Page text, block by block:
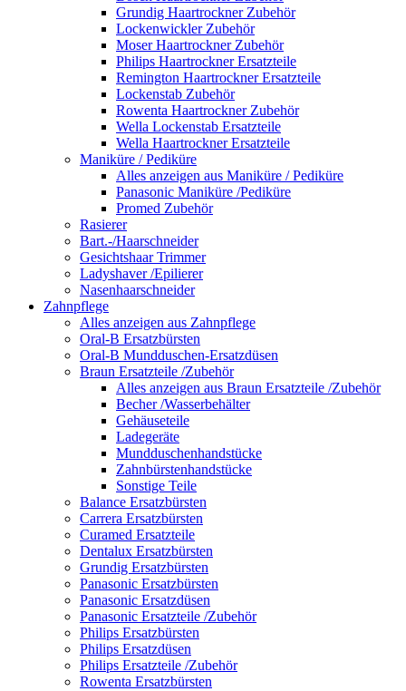
Grundig Haartrockner Zubehör
Lockenwickler Zubehör
Moser Haartrockner Zubehör
Philips Haartrockner Ersatzteile
Remington Haartrockner Ersatzteile
Lockenstab Zubehör
Rowenta Haartrockner Zubehör
Wella Lockenstab Ersatzteile
Wella Haartrockner Ersatzteile
Maniküre / Pediküre
Alles anzeigen aus Maniküre / Pediküre
Panasonic Maniküre /Pediküre
Promed Zubehör
Rasierer
Bart.-/Haarschneider
Gesichtshaar Trimmer
Ladyshaver /Epilierer
Nasenhaarschneider
Zahnpflege
Alles anzeigen aus Zahnpflege
Oral-B Ersatzbürsten
Oral-B Mundduschen-Ersatzdüsen
Braun Ersatzteile /Zubehör
Alles anzeigen aus Braun Ersatzteile /Zubehör
Becher /Wasserbehälter
Gehäuseteile
Ladegeräte
Mundduschenhandstücke
Zahnbürstenhandstücke
Sonstige Teile
Balance Ersatzbürsten
Carrera Ersatzbürsten
Curamed Ersatzteile
Dentalux Ersatzbürsten
Grundig Ersatzbürsten
Panasonic Ersatzbürsten
Panasonic Ersatzdüsen
Panasonic Ersatzteile /Zubehör
Philips Ersatzbürsten
Philips Ersatzdüsen
Philips Ersatzteile /Zubehör
Rowenta Ersatzbürsten